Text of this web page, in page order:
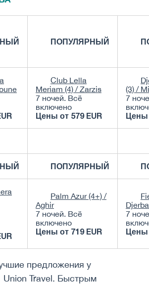
ПОПУЛЯРНЫЙ
Club Lella
Meriam (4) / Zarzis
7 ночей. Всё
включено
Цены от 579 EUR
(3) /
7
ПОПУЛЯРНЫЙ
Palm Azur (4+) /
Aghir
7 ночей. Всё
включено
Цены от 719 EUR
7
предложения у
Union Travel. Быстрым